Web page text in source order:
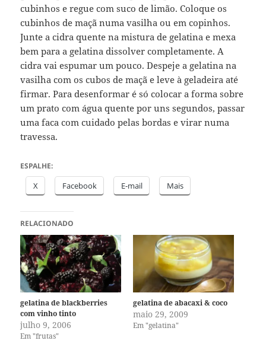
cubinhos e regue com suco de limão. Coloque os
cubinhos de maçã numa vasilha ou em copinhos.
Junte a cidra quente na mistura de gelatina e mexa
bem para a gelatina dissolver completamente. A
cidra vai espumar um pouco. Despeje a gelatina na
vasilha com os cubos de maçã e leve à geladeira até
firmar. Para desenformar é só colocar a forma sobre
um prato com água quente por uns segundos, passar
uma faca com cuidado pelas bordas e virar numa
travessa.
ESPALHE:
X Facebook E-mail Mais
RELACIONADO
gelatina de blackberries
com vinho tinto
julho 9, 2006
Em "frutas"
gelatina de abacaxi & coco
maio 29, 2009
Em "gelatina"